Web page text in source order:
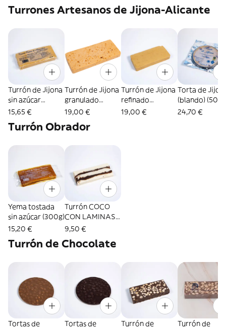
Turrones Artesanos de Jijona-Alicante
Turrón de Jijona
sin azúcar
(blando) (300g)
15,65 €
Turrón de Jijona
granulado
(blando) (400g)
19,00 €
Turrón de Jijona
refinado
(blando) (400g)
19,00 €
Torta de
(blando)
24,70 €
Turrón Obrador
Yema tostada
sin azúcar (300g)
15,20 €
Turrón COCO
CON LAMINAS
CHOCOLATE
9,50 €
Turrón de Chocolate
Tortas de
Tortas de
Turrón de
Turrón de